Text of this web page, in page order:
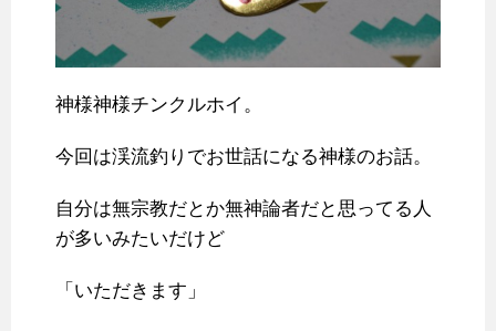
神様神様チンクルホイ。
今回は渓流釣りでお世話になる神様のお話。
自分は無宗教だとか無神論者だと思ってる人
が多いみたいだけど
「いただきます」